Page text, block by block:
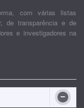
com várias listas
de transparência e de
e investigadores na